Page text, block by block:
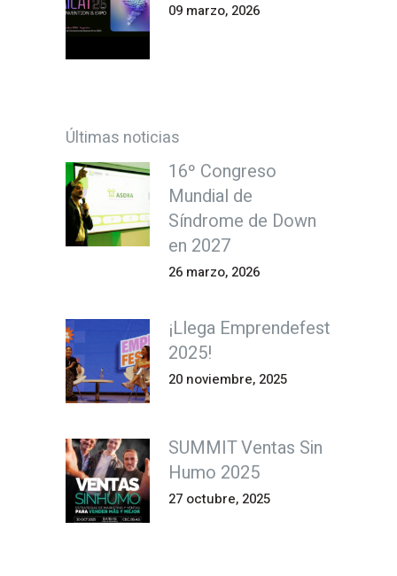
09 marzo, 2026
Últimas noticias
16º Congreso
Mundial de
Síndrome de Down
en 2027
26 marzo, 2026
¡Llega Emprendefest
2025!
20 noviembre, 2025
SUMMIT Ventas Sin
Humo 2025
27 octubre, 2025